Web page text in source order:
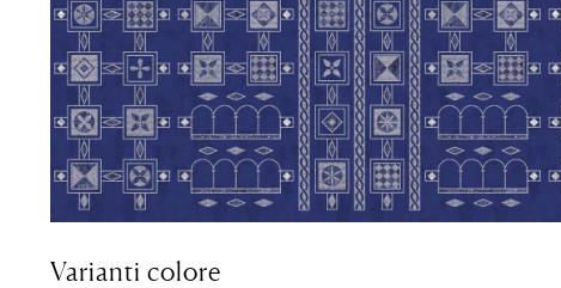
Varianti colore